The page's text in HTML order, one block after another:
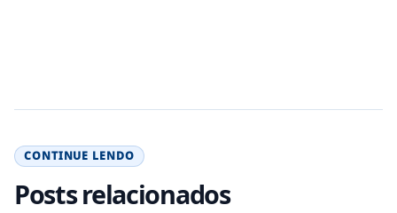
CONTINUE LENDO
Posts relacionados